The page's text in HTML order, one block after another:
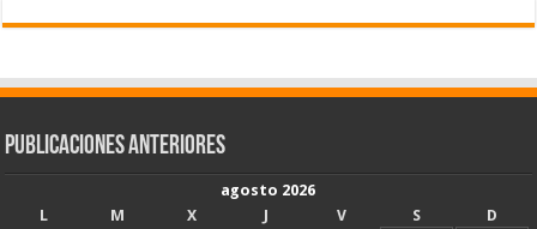
Publicaciones Anteriores
agosto 2026
L
M X J V S
D